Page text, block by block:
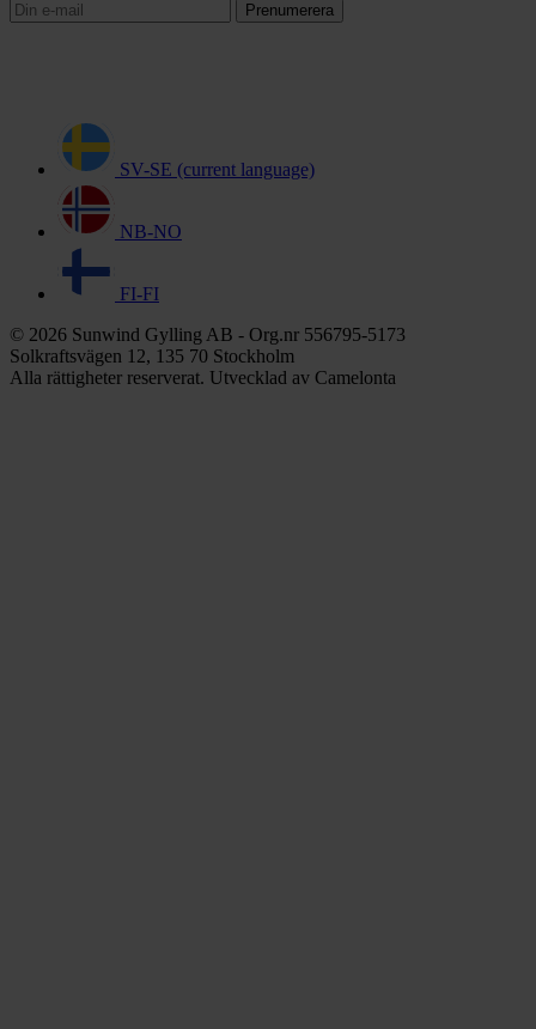
Prenumerera
SV-SE (current language)
NB-NO
FI-FI
© 2026 Sunwind Gylling AB - Org.nr 556795-5173
Solkraftsvägen 12, 135 70 Stockholm
Alla rättigheter reserverat. Utvecklad av Camelonta